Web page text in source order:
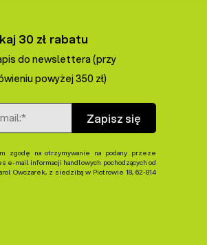
30 zł rabatu
do newslettera (przy
powyżej 350 zł)
Zapisz się
zgodę na otrzymywanie na podany przeze
e-mail informacji handlowych pochodzących od
Owczarek, z siedzibą w Piotrowie 18, 62-814